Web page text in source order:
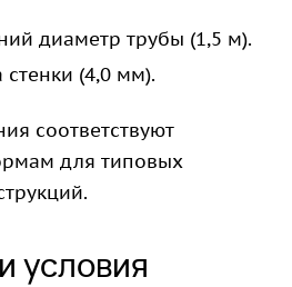
диаметр трубы (1,5 м).
(4,0 мм).
соответствуют
для типовых
условия